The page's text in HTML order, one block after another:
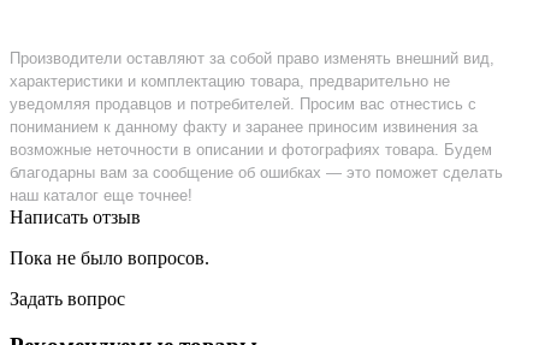
Производители оставляют за собой право изменять внешний вид,
характеристики и комплектацию товара, предварительно не
уведомляя продавцов и потребителей. Просим вас отнестись с
пониманием к данному факту и заранее приносим извинения за
возможные неточности в описании и фотографиях товара. Будем
благодарны вам за сообщение об ошибках — это поможет сделать
наш каталог еще точнее!
Написать отзыв
Пока не было вопросов.
Задать вопрос